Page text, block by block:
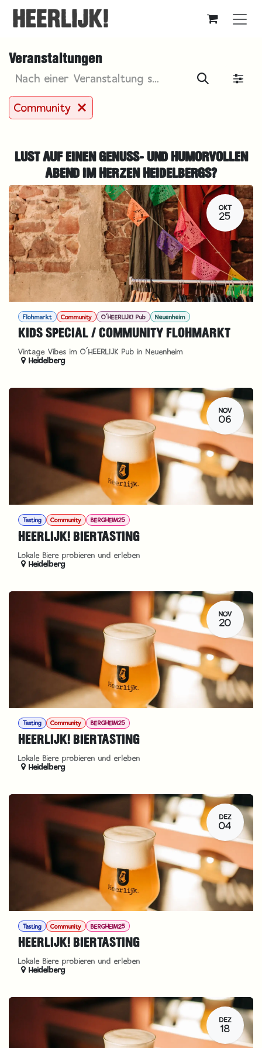
Zum Inhalt springen
Veranstaltungen
Community
LUST AUF EINEN GENUSS- UND HUMORVOLLEN
ABEND IM HERZEN HEIDELBERGS?
OKT
25
Flohmarkt Community O´HEERLIJK! Pub Neuenheim
KIDS SPECIAL / COMMUNITY FLOHMARKT
Vintage Vibes im O´HEERLIJK Pub in Neuenheim
Heidelberg
NOV
06
Tasting Community BERGHEIM25
HEERLIJK! BIERTASTING
Lokale Biere probieren und erleben
Heidelberg
NOV
20
Tasting Community BERGHEIM25
HEERLIJK! BIERTASTING
Lokale Biere probieren und erleben
Heidelberg
DEZ
04
Tasting Community BERGHEIM25
HEERLIJK! BIERTASTING
Lokale Biere probieren und erleben
Heidelberg
DEZ
18